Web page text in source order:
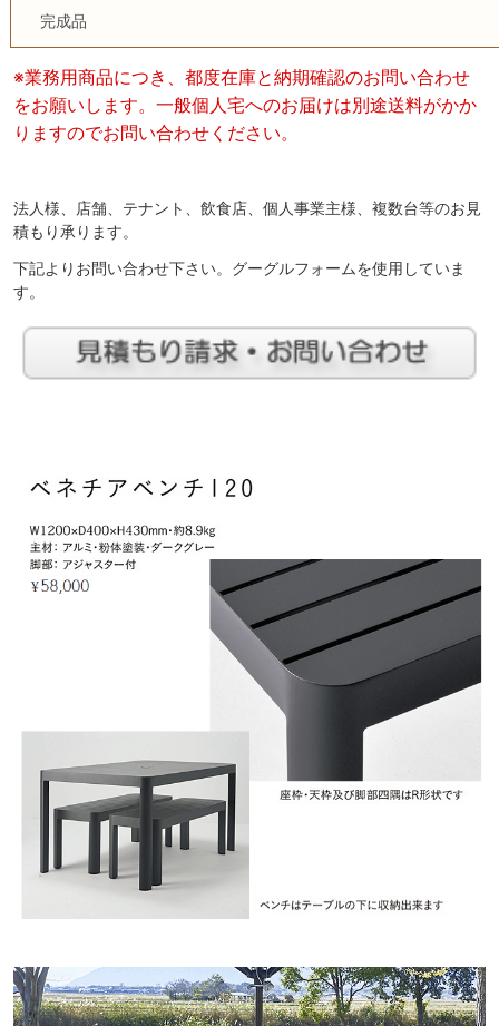
完成品
※業務用商品につき、都度在庫と納期確認のお問い合わせ
をお願いします。一般個人宅へのお届けは別途送料がかか
りますのでお問い合わせください。
法人様、店舗、テナント、飲食店、個人事業主様、複数台等のお見
積もり承ります。
下記よりお問い合わせ下さい。グーグルフォームを使用していま
す。